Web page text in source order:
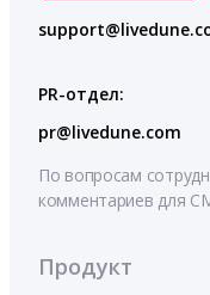
PR-отдел:
pr@livedune.com
По вопросам
комментариев для
Продукт